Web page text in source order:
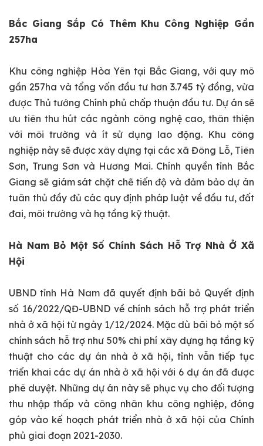
Bắc Giang Sắp Có Thêm Khu Công Nghiệp Gần
257ha
Khu công nghiệp Hòa Yên tại Bắc Giang, với quy mô
gần 257ha và tổng vốn đầu tư hơn 3.745 tỷ đồng, vừa
được Thủ tướng Chính phủ chấp thuận đầu tư. Dự án sẽ
ưu tiên thu hút các ngành công nghệ cao, thân thiện
với môi trường và ít sử dụng lao động. Khu công
nghiệp này sẽ được xây dựng tại các xã Đông Lỗ, Tiên
Sơn, Trung Sơn và Hương Mai. Chính quyền tỉnh Bắc
Giang sẽ giám sát chặt chẽ tiến độ và đảm bảo dự án
tuân thủ đầy đủ các quy định pháp luật về đầu tư, đất
đai, môi trường và hạ tầng kỹ thuật.
Hà Nam Bỏ Một Số Chính Sách Hỗ Trợ Nhà Ở Xã
Hội
UBND tỉnh Hà Nam đã quyết định bãi bỏ Quyết định
số 16/2022/QĐ-UBND về chính sách hỗ trợ phát triển
nhà ở xã hội từ ngày 1/12/2024. Mặc dù bãi bỏ một số
chính sách hỗ trợ như 50% chi phí xây dựng hạ tầng kỹ
thuật cho các dự án nhà ở xã hội, tỉnh vẫn tiếp tục
triển khai các dự án nhà ở xã hội với 6 dự án đã được
phê duyệt. Những dự án này sẽ phục vụ cho đối tượng
thu nhập thấp và công nhân khu công nghiệp, đóng
góp vào kế hoạch phát triển nhà ở xã hội của Chính
phủ giai đoạn 2021-2030.